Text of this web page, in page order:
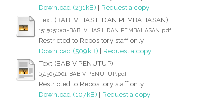
Download (231kB) | Request a copy
Text (BAB IV HASIL DAN PEMBAHASAN)
1515051001-BAB IV HASIL DAN PEMBAHASAN.pdf
Restricted to Repository staff only
Download (509kB) | Request a copy
Text (BAB V PENUTUP)
1515051001-BAB V PENUTUP.pdf
Restricted to Repository staff only
Download (107kB) | Request a copy